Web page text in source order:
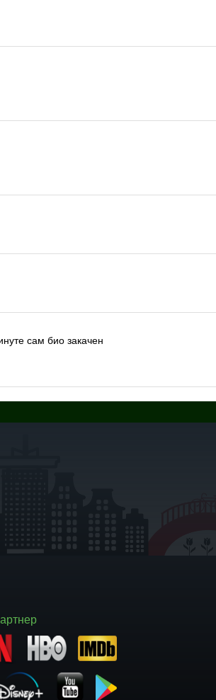
сам био закачен